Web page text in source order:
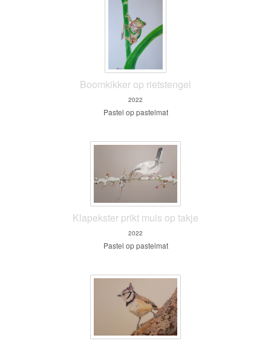
Boomkikker op rietstengel
2022
Pastel op pastelmat
Klapekster prikt muis op takje
2022
Pastel op pastelmat